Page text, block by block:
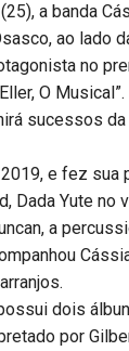
a banda
ao lado
no
O Musical”.
sucessos
e fez sua
, Dada Yute no
, a
dois
por